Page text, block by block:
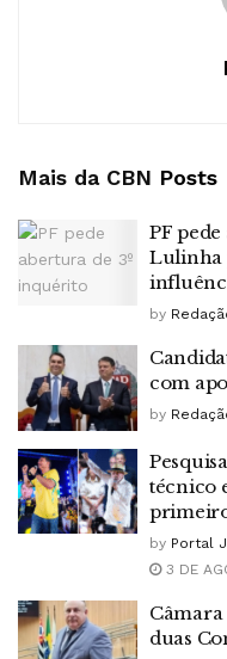
Mais da CBN Posts
PF
Lulinha
by
com
by
técnico
by Portal
3 DE
Câmara
duas